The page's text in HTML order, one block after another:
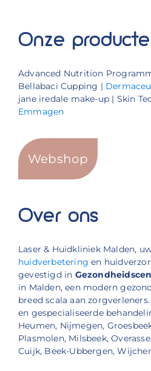
Onze
Advanced Nutrition
Bellabaci Cupping |
jane iredale make-up | Skin
Emmagen
Webshop
Over ons
Laser & Huidkliniek Malden,
huidverbetering en
gevestigd in
in Malden, een modern
breed scala aan
en gespecialiseerde
Heumen, Nijmegen,
Plasmolen, Milsbeek,
Cuijk, Beek-Ubbergen,